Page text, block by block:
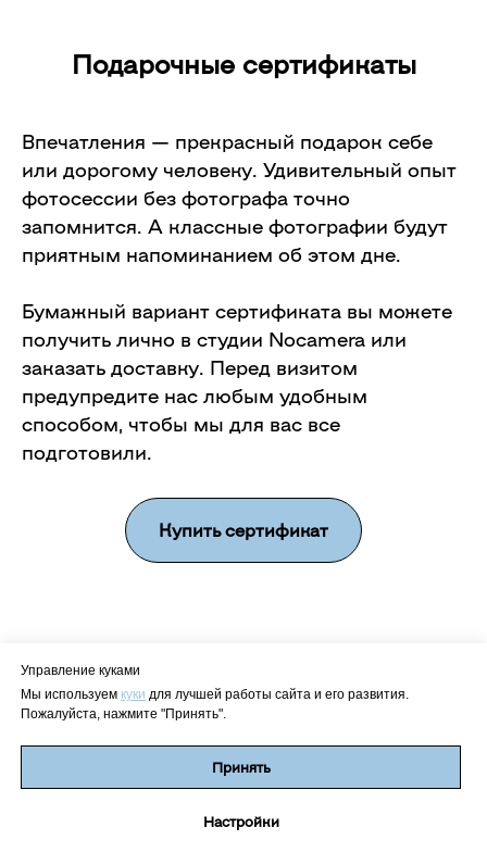
Управление куками
Мы используем куки для лучшей работы сайта и его развития.
Пожалуйста, нажмите "Принять".
Принять
Настройки
Подарочные сертификаты
Впечатления — прекрасный подарок себе
или дорогому человеку. Удивительный опыт
фотосессии без фотографа точно
запомнится. А классные фотографии будут
приятным напоминанием об этом дне.
Бумажный вариант сертификата вы можете
получить лично в студии Nocamera или
заказать доставку. Перед визитом
предупредите нас любым удобным
способом, чтобы мы для вас все
подготовили.
Купить сертификат
Остались вопросы?
Как подготовиться к съемке?
запись